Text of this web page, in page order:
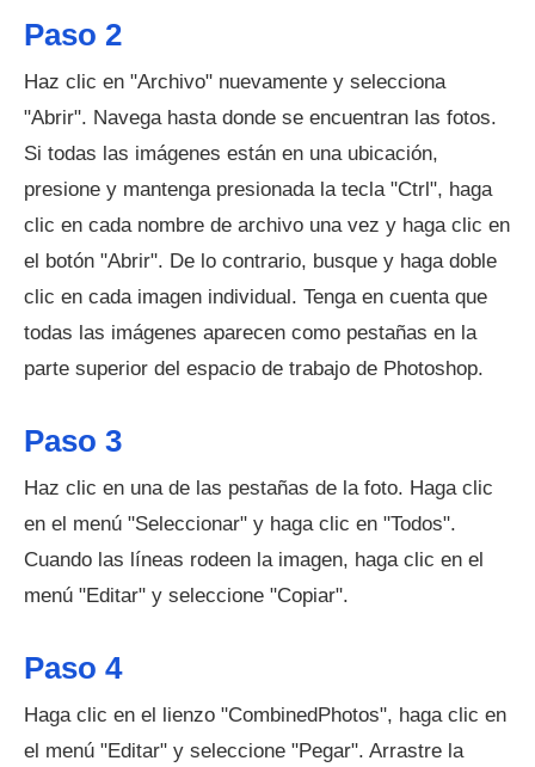
Paso 2
Haz clic en "Archivo" nuevamente y selecciona
"Abrir". Navega hasta donde se encuentran las fotos.
Si todas las imágenes están en una ubicación,
presione y mantenga presionada la tecla "Ctrl", haga
clic en cada nombre de archivo una vez y haga clic en
el botón "Abrir". De lo contrario, busque y haga doble
clic en cada imagen individual. Tenga en cuenta que
todas las imágenes aparecen como pestañas en la
parte superior del espacio de trabajo de Photoshop.
Paso 3
Haz clic en una de las pestañas de la foto. Haga clic
en el menú "Seleccionar" y haga clic en "Todos".
Cuando las líneas rodeen la imagen, haga clic en el
menú "Editar" y seleccione "Copiar".
Paso 4
Haga clic en el lienzo "CombinedPhotos", haga clic en
el menú "Editar" y seleccione "Pegar". Arrastre la